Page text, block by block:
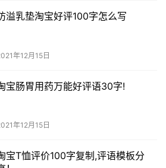
溢乳垫淘宝好评100字怎么写
年12月15日
宝肠胃用药万能好评语30字!
年12月15日
宝T恤评价100字复制,评语模板分